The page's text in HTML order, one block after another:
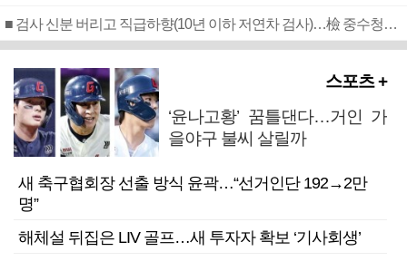
■ 검사 신분 버리고 직급하향(10년 이하 저연차 검사)…檢 중수청행 기피
스포츠 +
‘윤나고황’ 꿈틀댄다…거인 가
을야구 불씨 살릴까
새 축구협회장 선출 방식 윤곽…“선거인단 192→2만
명”
해체설 뒤집은 LIV 골프…새 투자자 확보 ‘기사회생’